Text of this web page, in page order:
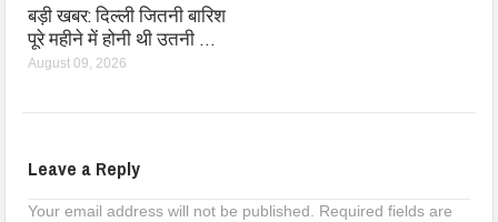
बड़ी खबर: दिल्ली जितनी बारिश
पूरे महीने में होनी थी उतनी …
August 09, 2026
Leave a Reply
Your email address will not be published.
Required fields are